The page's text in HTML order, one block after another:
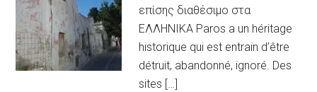
επίσης διαθέσιμο στα
ΕΛΛΗΝΙΚΑ Paros a un héritage
historique qui est entrain d’être
détruit, abandonné, ignoré. Des
sites […]